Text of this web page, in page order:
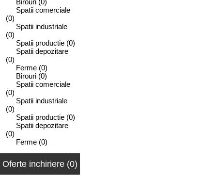
Birouri (0)
Spatii comerciale
(0)
Spatii industriale
(0)
Spatii productie (0)
Spatii depozitare
(0)
Ferme (0)
Birouri (0)
Spatii comerciale
(0)
Spatii industriale
(0)
Spatii productie (0)
Spatii depozitare
(0)
Ferme (0)
Oferte inchiriere (0)